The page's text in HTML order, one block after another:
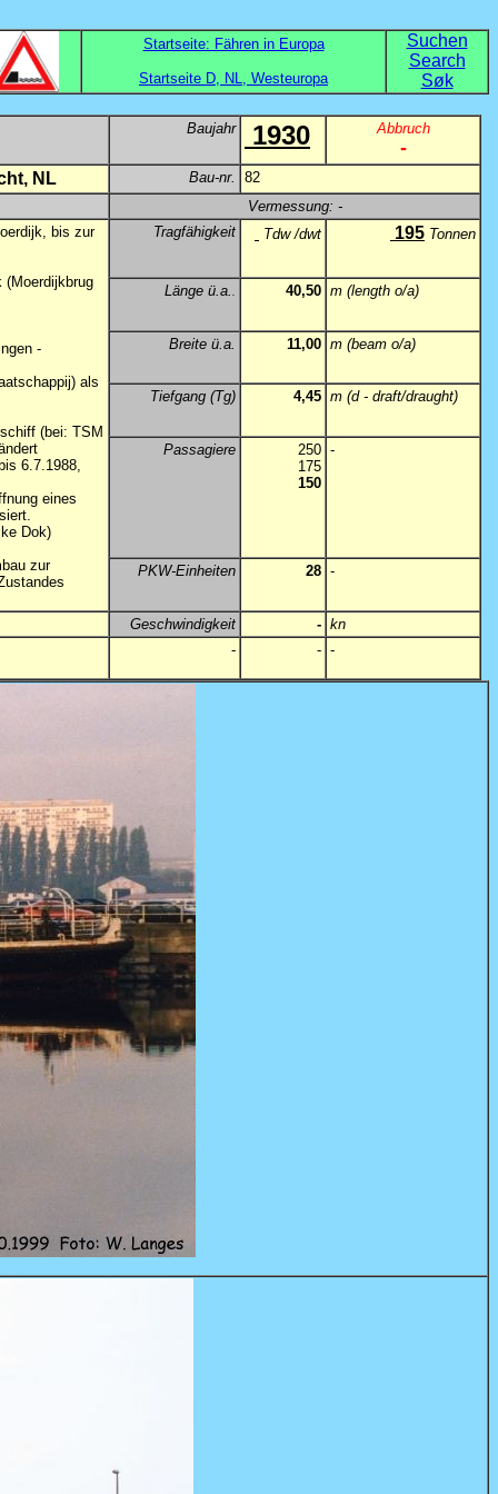
Startseite: Fähren in Europa
Startseite D, NL, Westeuropa
Suchen
Search
Søk
Baujahr 1930 Abbruch
-
NL Bau-nr.
82
Vermessung: -
bis zur
(Moerdijkbrug
-
als
(bei: TSM
6.7.1988,
eines
Dok)
zur
Tragfähigkeit Tdw /dwt 195 Tonnen
Länge ü.a. 40,50 m (length o/a)
Breite ü.a. 11,00 m (beam o/a)
Tiefgang (Tg) 4,45 m (d - draft/draught)
Passagiere
250
175
150
-
PKW-Einheiten 28 -
Geschwindigkeit - kn
-
- -